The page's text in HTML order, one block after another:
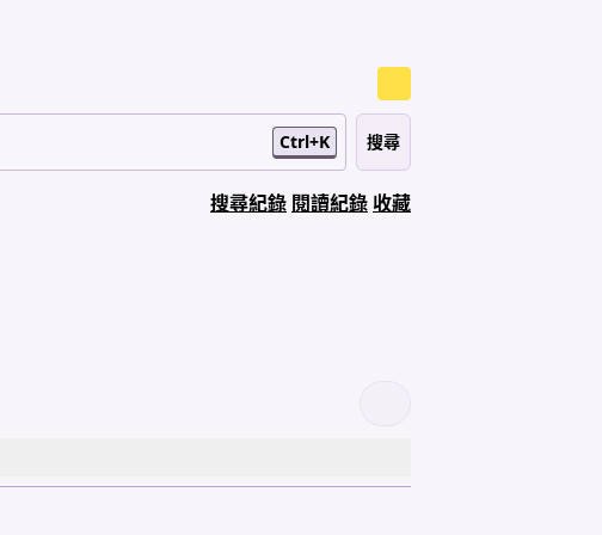
Ctrl+K
搜尋紀錄 閱讀紀錄 收藏